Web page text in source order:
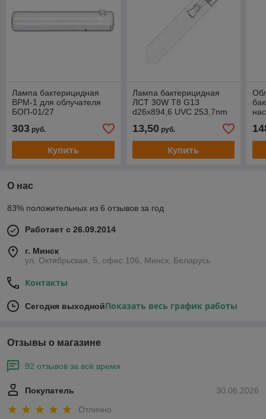
Лампа бактерицидная
ВРМ-1 для облучателя
БОП-01/27
303 руб.
Купить
Лампа бактерицидная
ЛСТ 30W T8 G13
d26х894,6 UVC 253,7nm
13,50руб.
Купить
О нас
83% положительных из 6 отзывов за год
Работает с 26.09.2014
г. Минск
ул. Октябрьская, 5, офис 106, Минск, Беларусь
Контакты
Сегодня выходнойПоказать весь график работы
Отзывы о магазине
92 отзывов за всё время
30.06.2026
Покупатель
Отлично